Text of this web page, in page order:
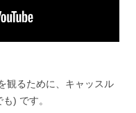
観るために、キャッスル
) です。